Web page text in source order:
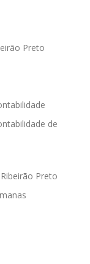
Preto
de
Preto